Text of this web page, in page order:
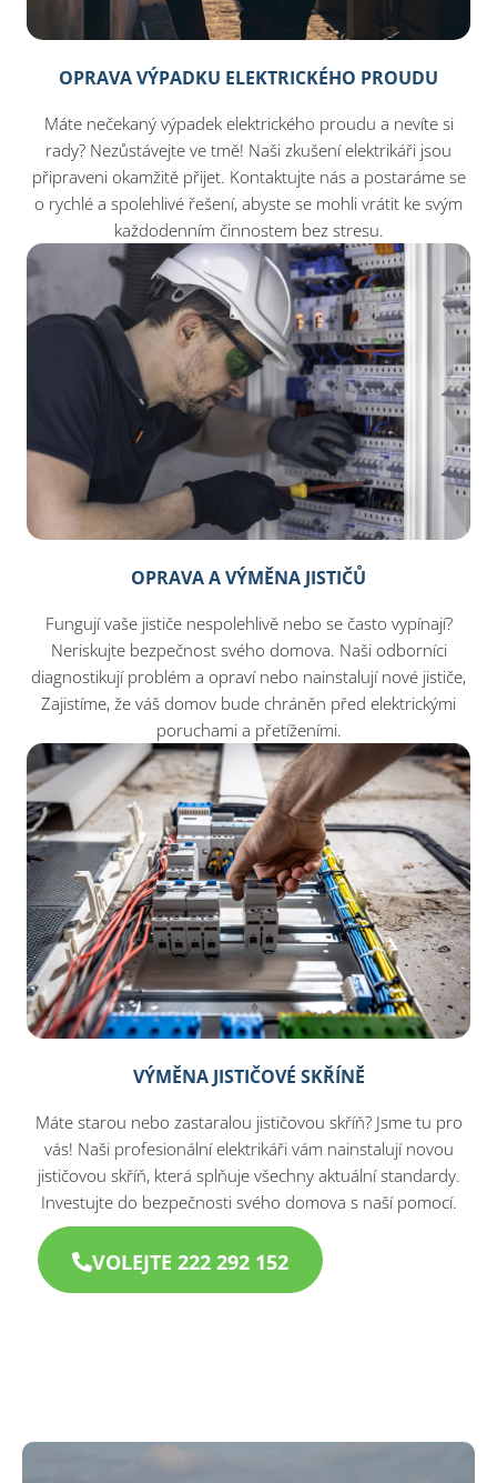
OPRAVA VÝPADKU ELEKTRICKÉHO PROUDU
Máte nečekaný výpadek elektrického proudu a nevíte si
rady? Nezůstávejte ve tmě! Naši zkušení elektrikáři jsou
připraveni okamžitě přijet. Kontaktujte nás a postaráme se
o rychlé a spolehlivé řešení, abyste se mohli vrátit ke svým
každodenním činnostem bez stresu.
OPRAVA A VÝMĚNA JISTIČŮ
Fungují vaše jističe nespolehlivě nebo se často vypínají?
Neriskujte bezpečnost svého domova. Naši odborníci
diagnostikují problém a opraví nebo nainstalují nové jističe,
Zajistíme, že váš domov bude chráněn před elektrickými
poruchami a přetíženími.
VÝMĚNA JISTIČOVÉ SKŘÍNĚ
Máte starou nebo zastaralou jističovou skříň? Jsme tu pro
vás! Naši profesionální elektrikáři vám nainstalují novou
jističovou skříň, která splňuje všechny aktuální standardy.
Investujte do bezpečnosti svého domova s naší pomocí.
VOLEJTE 222 292 152